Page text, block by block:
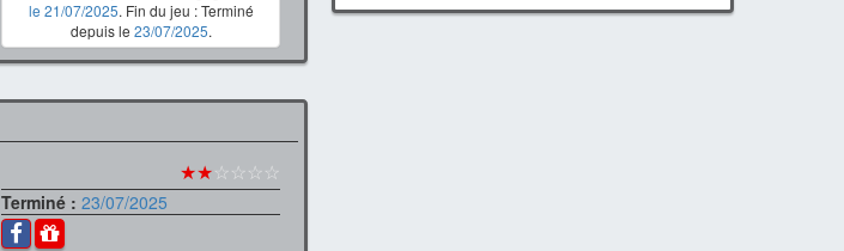
le 21/07/2025. Fin du jeu : Terminé
depuis le 23/07/2025.
★★☆☆☆☆
Terminé :23/07/2025